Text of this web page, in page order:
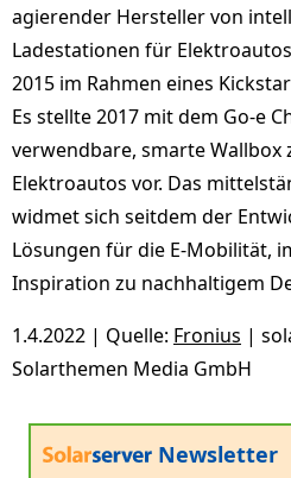
agierender Hersteller von
Ladestationen für
2015 im Rahmen eines
Es stellte 2017 mit dem Go-e
verwendbare, smarte Wallbox
Elektroautos vor. Das
widmet sich seitdem der
Lösungen für die E-Mobilität,
Inspiration zu nachhaltigem
1.4.2022 | Quelle: Fronius |
Solarthemen Media GmbH
Newsletter